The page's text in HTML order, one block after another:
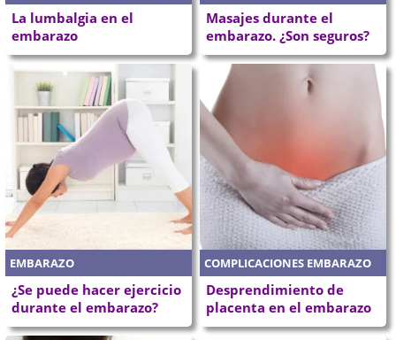
La lumbalgia en el
embarazo
Masajes durante el
embarazo. ¿Son seguros?
EMBARAZO
¿Se puede hacer ejercicio
durante el embarazo?
COMPLICACIONES EMBARAZO
Desprendimiento de
placenta en el embarazo